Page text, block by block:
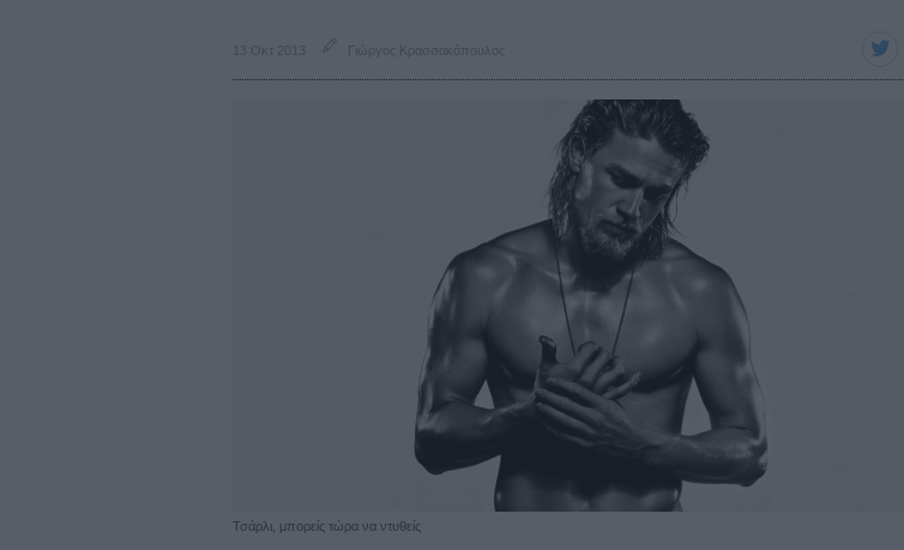
13 Οκτ 2013 Γιώργος Κρασσακόπουλος
Τσάρλι, μπορείς τώρα να ντυθείς